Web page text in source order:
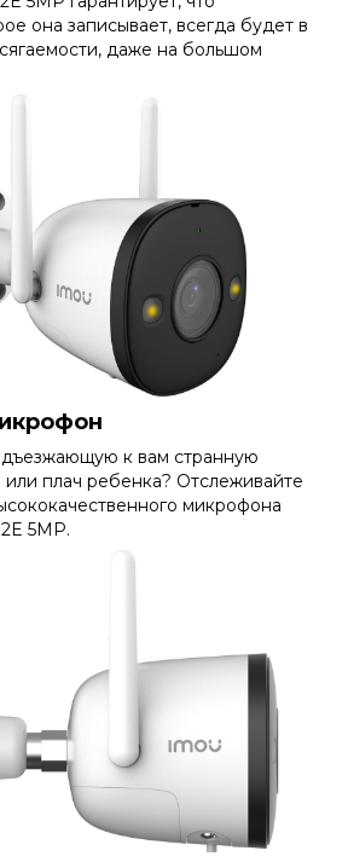
она записывает, всегда будет в
даже на большом
к вам странную
плач ребенка? Отслеживайте
микрофона
5MP.